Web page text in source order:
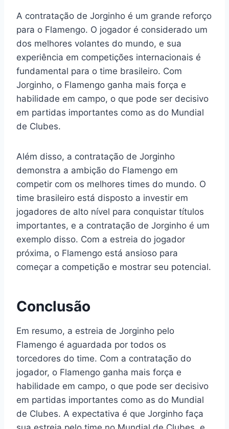
A contratação de Jorginho é um grande reforço
para o Flamengo. O jogador é considerado um
dos melhores volantes do mundo, e sua
experiência em competições internacionais é
fundamental para o time brasileiro. Com
Jorginho, o Flamengo ganha mais força e
habilidade em campo, o que pode ser decisivo
em partidas importantes como as do Mundial
de Clubes.
Além disso, a contratação de Jorginho
demonstra a ambição do Flamengo em
competir com os melhores times do mundo. O
time brasileiro está disposto a investir em
jogadores de alto nível para conquistar títulos
importantes, e a contratação de Jorginho é um
exemplo disso. Com a estreia do jogador
próxima, o Flamengo está ansioso para
começar a competição e mostrar seu potencial.
Conclusão
Em resumo, a estreia de Jorginho pelo
Flamengo é aguardada por todos os
torcedores do time. Com a contratação do
jogador, o Flamengo ganha mais força e
habilidade em campo, o que pode ser decisivo
em partidas importantes como as do Mundial
de Clubes. A expectativa é que Jorginho faça